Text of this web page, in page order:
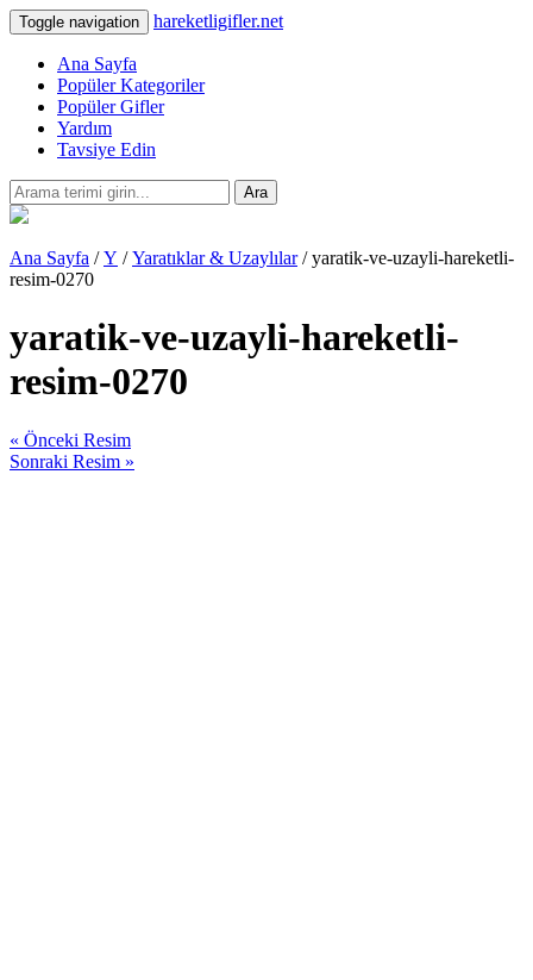
Toggle navigation hareketligifler.net
Ana Sayfa
Popüler Kategoriler
Popüler Gifler
Yardım
Tavsiye Edin
Ara
Ana Sayfa /Y /Yaratıklar & Uzaylılar/ yaratik-ve-uzayli-hareketli-
resim-0270
yaratik-ve-uzayli-hareketli-
resim-0270
« Önceki Resim
Sonraki Resim »